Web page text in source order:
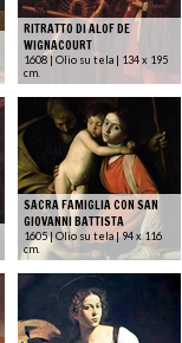
RITRATTO DI ALOF DE
WIGNACOURT
1608 | Olio su tela | 134 x 195
cm.
SACRA FAMIGLIA CON SAN
GIOVANNI BATTISTA
1605 | Olio su tela | 94 x 116
cm.